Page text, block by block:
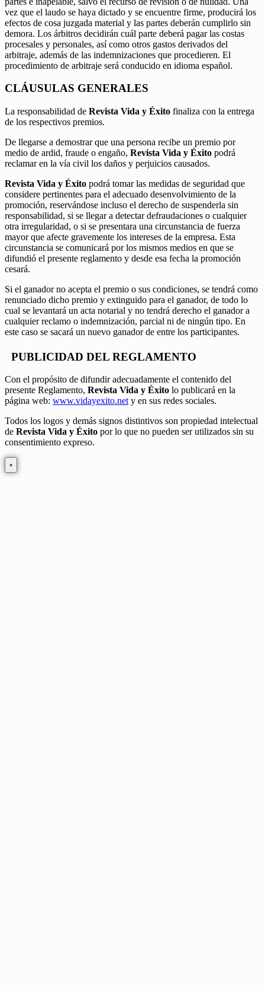
vez que el laudo se haya dictado y se encuentre firme, producirá los
efectos de cosa juzgada material y las partes deberán cumplirlo sin
demora. Los árbitros decidirán cuál parte deberá pagar las costas
procesales y personales, así como otros gastos derivados del
arbitraje, además de las indemnizaciones que procedieren. El
procedimiento de arbitraje será conducido en idioma español.
CLÁUSULAS GENERALES
La responsabilidad de Revista Vida y Éxito finaliza con la entrega
de los respectivos premios.
De llegarse a demostrar que una persona recibe un premio por
medio de ardid, fraude o engaño, Revista Vida y Éxito podrá
reclamar en la vía civil los daños y perjuicios causados.
Revista Vida y Éxito podrá tomar las medidas de seguridad que
considere pertinentes para el adecuado desenvolvimiento de la
promoción, reservándose incluso el derecho de suspenderla sin
responsabilidad, si se llegar a detectar defraudaciones o cualquier
otra irregularidad, o si se presentara una circunstancia de fuerza
mayor que afecte gravemente los intereses de la empresa. Esta
circunstancia se comunicará por los mismos medios en que se
difundió el presente reglamento y desde esa fecha la promoción
cesará.
Si el ganador no acepta el premio o sus condiciones, se tendrá como
renunciado dicho premio y extinguido para el ganador, de todo lo
cual se levantará un acta notarial y no tendrá derecho el ganador a
cualquier reclamo o indemnización, parcial ni de ningún tipo. En
este caso se sacará un nuevo ganador de entre los participantes.
PUBLICIDAD DEL REGLAMENTO
Con el propósito de difundir adecuadamente el contenido del
presente Reglamento, Revista Vida y Éxito lo publicará en la
página web: www.vidayexito.nety en sus redes sociales.
Todos los logos y demás signos distintivos son propiedad intelectual
de Revista Vida y Éxito por lo que no pueden ser utilizados sin su
consentimiento expreso.
×